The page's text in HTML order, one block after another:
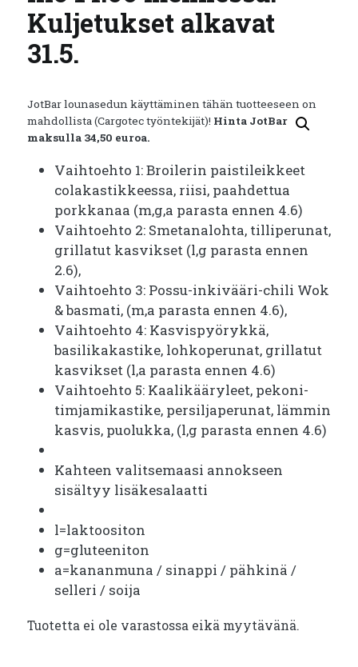
Kuljetukset alkavat
31.5.
JotBar lounasedun käyttäminen tähän tuotteeseen on
mahdollista (Cargotec työntekijät)! Hinta JotBar
maksulla 34,50 euroa.
Vaihtoehto 1: Broilerin paistileikkeet
colakastikkeessa, riisi, paahdettua
porkkanaa (m,g,a parasta ennen 4.6)
Vaihtoehto 2: Smetanalohta, tilliperunat,
grillatut kasvikset (l,g parasta ennen
2.6),
Vaihtoehto 3: Possu-inkivääri-chili Wok
& basmati, (m,a parasta ennen 4.6),
Vaihtoehto 4: Kasvispyörykkä,
basilikakastike, lohkoperunat, grillatut
kasvikset (l,a parasta ennen 4.6)
Vaihtoehto 5: Kaalikääryleet, pekoni-
timjamikastike, persiljaperunat, lämmin
kasvis, puolukka, (l,g parasta ennen 4.6)
Kahteen valitsemaasi annokseen
sisältyy lisäkesalaatti
l=laktoositon
g=gluteeniton
a=kananmuna / sinappi / pähkinä /
selleri / soija
Tuotetta ei ole varastossa eikä myytävänä.